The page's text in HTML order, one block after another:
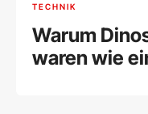
TECHNIK
Warum
waren wie